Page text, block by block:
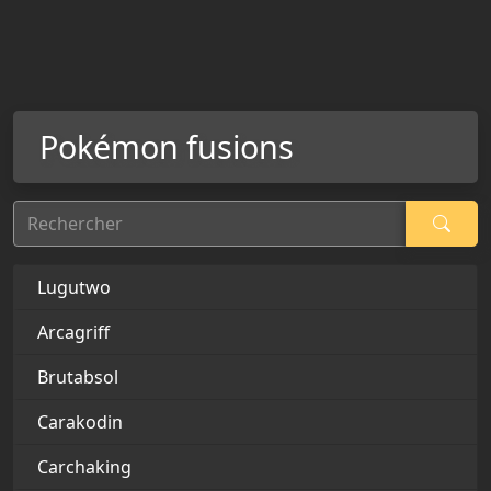
Pokémon fusions
Rechercher
Lugutwo
Arcagriff
Brutabsol
Carakodin
Carchaking